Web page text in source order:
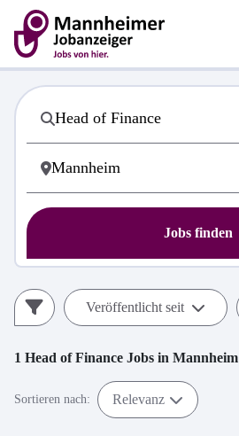
Jobs finden
Veröffentlicht seit
1 Head of Finance Jobs in Mannheim
Sortieren nach: Relevanz